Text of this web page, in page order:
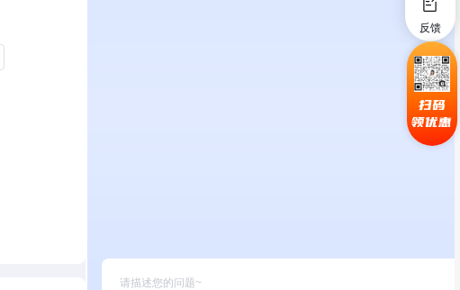
反馈
扫码
领优惠